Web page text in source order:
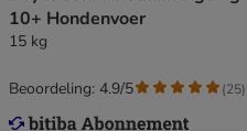
10+ Hondenvoer
15 kg
Beoordeling: 4.9/5 (25)